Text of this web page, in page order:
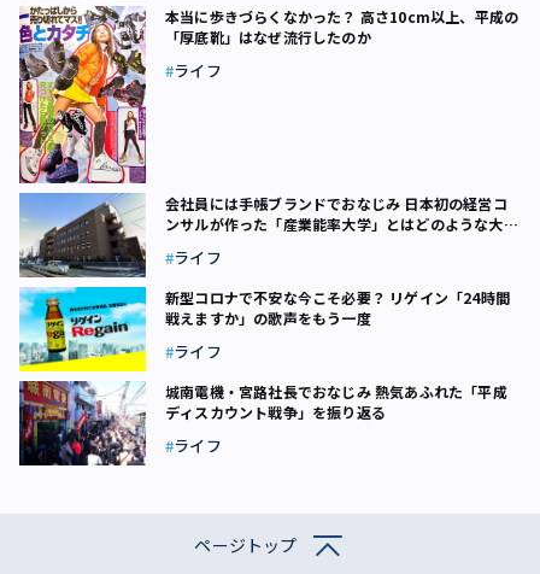
本当に歩きづらくなかった？ 高さ10cm以上、平成の
「厚底靴」はなぜ流行したのか
ライフ
会社員には手帳ブランドでおなじみ 日本初の経営コ
ンサルが作った「産業能率大学」とはどのような大学
ライフ
新型コロナで不安な今こそ必要？ リゲイン「24時間
戦えますか」の歌声をもう一度
ライフ
城南電機・宮路社長でおなじみ 熱気あふれた「平成
ディスカウント戦争」を振り返る
ライフ
ページトップ